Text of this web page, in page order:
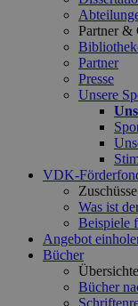
Partner &
Partner
Presse
Unsere
VDK-
Was ist
Beispiele
Angebot
Bücher
Bücher